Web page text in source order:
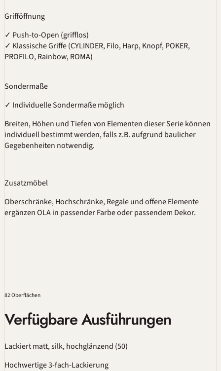
Grifföffnung
✓ Push-to-Open (grifflos)
✓ Klassische Griffe (CYLINDER, Filo, Harp, Knopf, POKER,
PROFILO, Rainbow, ROMA)
Sondermaße
✓ Individuelle Sondermaße möglich
Breiten, Höhen und Tiefen von Elementen dieser Serie können
individuell bestimmt werden, falls z.B. aufgrund baulicher
Gegebenheiten notwendig.
Zusatzmöbel
Oberschränke, Hochschränke, Regale und offene Elemente
ergänzen OLA in passender Farbe oder passendem Dekor.
82 Oberflächen
Verfügbare Ausführungen
Lackiert matt, silk, hochglänzend (50)
Hochwertige 3-fach-Lackierung